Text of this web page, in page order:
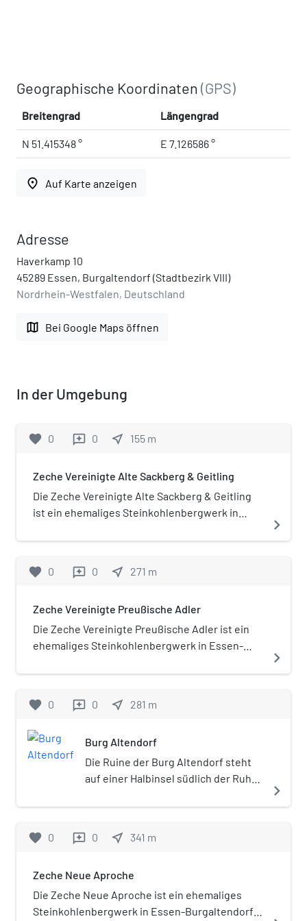
Geographische Koordinaten(GPS)
Breitengrad Längengrad
N 51.415348 ° E 7.126586 °
place Auf Karte anzeigen
Adresse
Haverkamp 10
45289 Essen, Burgaltendorf (Stadtbezirk VIII)
Nordrhein-Westfalen, Deutschland
map Bei Google Maps öffnen
In der Umgebung
favorite 0 reviews 0 near_me 155 m
Zeche Vereinigte Alte Sackberg & Geitling
Die Zeche Vereinigte Alte Sackberg & Geitling
ist ein ehemaliges Steinkohlenbergwerk in
ursprünglich auch unter dem Namen Zeche
navigate_next
favorite 0 reviews 0 near_me 271 m
Zeche Vereinigte Preußische Adler
Die Zeche Vereinigte Preußische Adler ist ein
ehemaliges Steinkohlenbergwerk in Essen-
einer Konsolidation von zuvor eigenständigen
navigate_next
favorite 0 reviews 0 near_me 281 m
Burg Altendorf
Die Ruine der Burg Altendorf steht
auf einer Halbinsel südlich der Ruhr
auf einer Höhe von 100 Meter über
heute versandetem Wassergraben
erhaltenen Wohnturm – auch Donjon
genannt – zwischen Rhein und
Weser. In der zweiten Hälfte des 12.
navigate_next
favorite 0 reviews 0 near_me 341 m
Zeche Neue Aproche
Die Zeche Neue Aproche ist ein ehemaliges
Steinkohlenbergwerk in Essen-Burgaltendorf.